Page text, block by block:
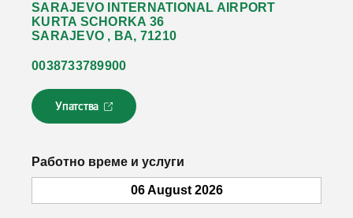
SARAJEVO INTERNATIONAL AIRPORT
KURTA SCHORKA 36
SARAJEVO , BA, 71210
0038733789900
Упатства
Л
и
к
с
Работно време и услуги
06 August 2026